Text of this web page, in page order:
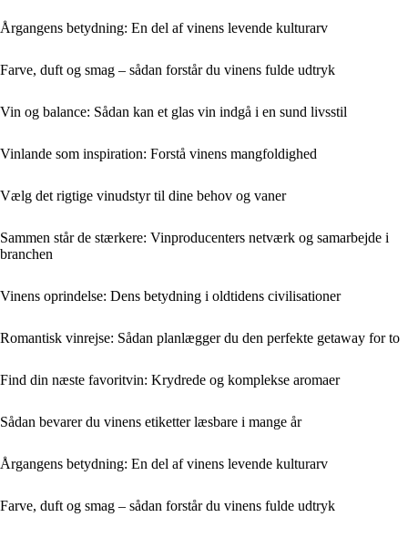
Årgangens betydning: En del af vinens levende kulturarv
Farve, duft og smag – sådan forstår du vinens fulde udtryk
Vin og balance: Sådan kan et glas vin indgå i en sund livsstil
Vinlande som inspiration: Forstå vinens mangfoldighed
Vælg det rigtige vinudstyr til dine behov og vaner
Sammen står de stærkere: Vinproducenters netværk og samarbejde i
branchen
Vinens oprindelse: Dens betydning i oldtidens civilisationer
Romantisk vinrejse: Sådan planlægger du den perfekte getaway for to
Find din næste favoritvin: Krydrede og komplekse aromaer
Sådan bevarer du vinens etiketter læsbare i mange år
Årgangens betydning: En del af vinens levende kulturarv
Farve, duft og smag – sådan forstår du vinens fulde udtryk